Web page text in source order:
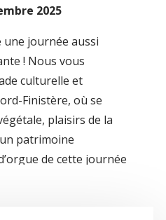
2025
une journée aussi
! Nous vous
culturelle et
Finistère, où se
plaisirs de la
patrimoine
de cette journée
dédiée à Léonard de